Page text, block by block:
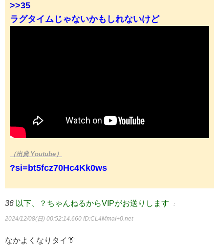
>>35
ラグタイムじゃないかもしれないけど
（出典 Youtube）
?si=bt5fcz70Hc4Kk0ws
36 以下、？ちゃんねるからVIPがお送りします ：
2024/12/08(日) 00:52:14.660 ID:CL4MmaI+0.net
なかよくなりタイ👔